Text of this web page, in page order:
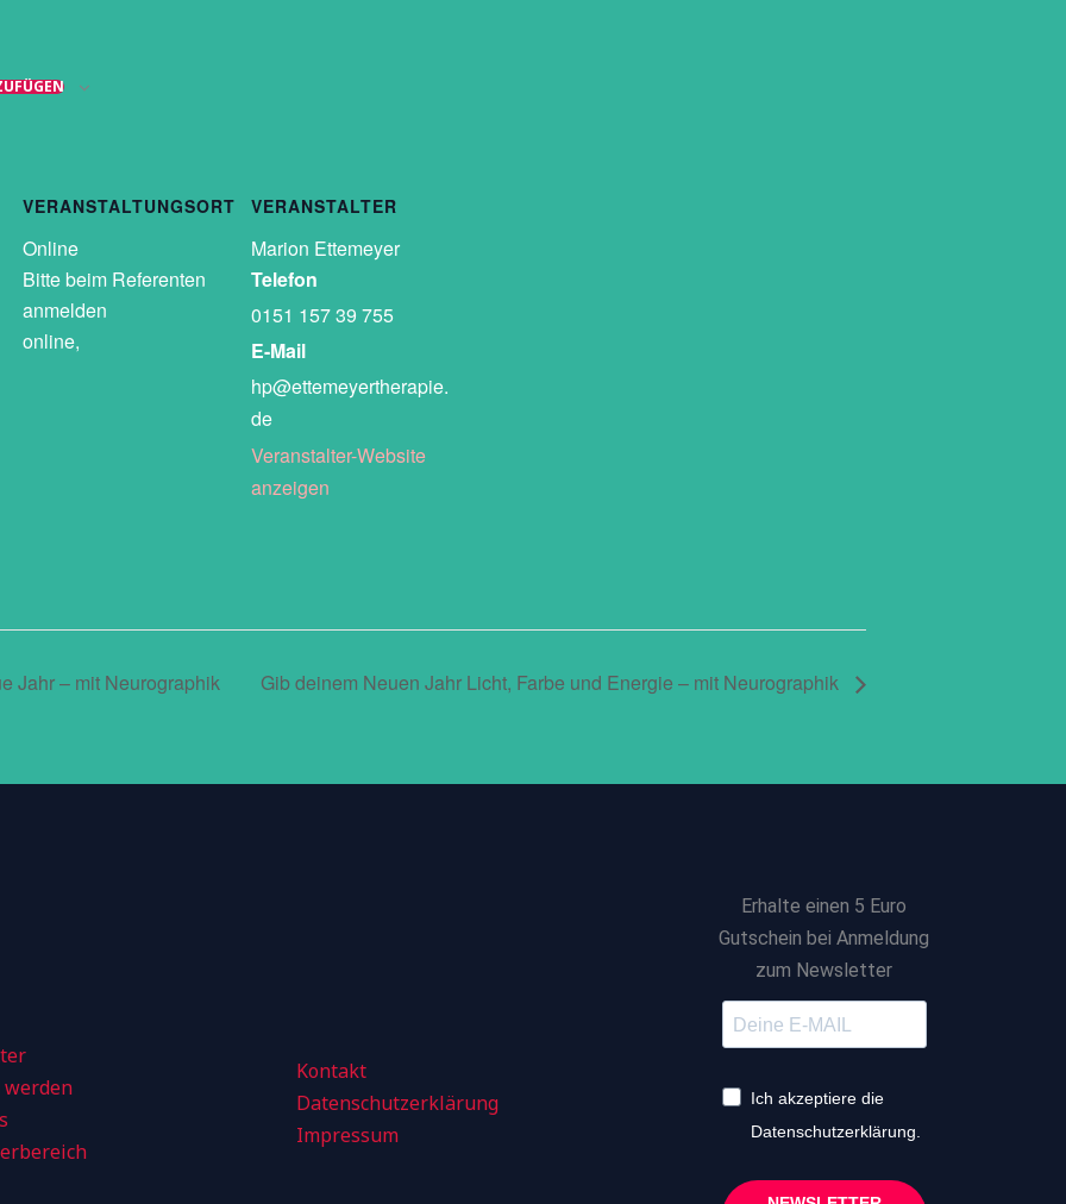
VERANSTALTUNGSORT
Online
Bitte beim Referenten
anmelden
online,
VERANSTALTER
Marion Ettemeyer
Telefon
0151 157 39 755
E-Mail
hp@ettemeyertherapie.
de
Veranstalter-Website
anzeigen
Jahr – mit Neurographik Gib deinem Neuen Jahr Licht, Farbe und Energie – mit Neurographik
Kontakt
Datenschutzerklärung
Impressum
Erhalte einen 5 Euro
Gutschein bei Anmeldung
zum Newsletter
Ich akzeptiere die
Datenschutzerklärung.